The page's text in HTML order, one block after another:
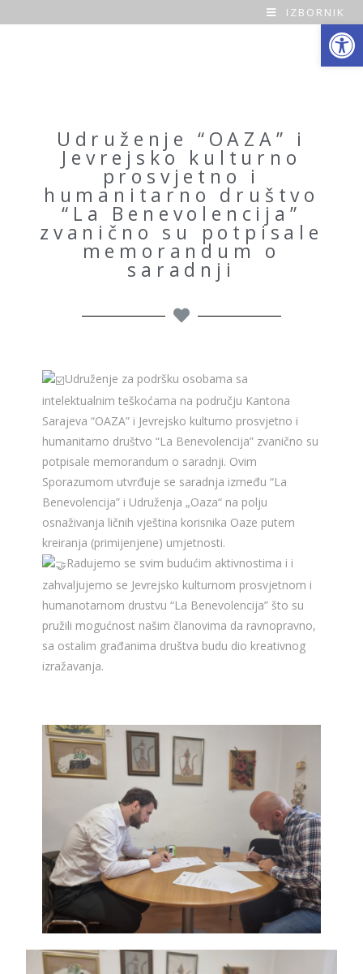
Open toolbar
O
IZBORNIK
Udruženje “OAZA” i
Jevrejsko kulturno
prosvjetno i
humanitarno društvo
“La Benevolencija”
zvanično su potpisale
memorandum o
saradnji
Udruženje za podršku osobama sa
intelektualnim teškoćama na području Kantona
Sarajeva “OAZA” i Jevrejsko kulturno prosvjetno i
humanitarno društvo “La Benevolencija” zvanično su
potpisale memorandum o saradnji. Ovim
Sporazumom utvrđuje se saradnja između “La
Benevolencija” i Udruženja „Oaza“ na polju
osnaživanja ličnih vještina korisnika Oaze putem
kreiranja (primijenjene) umjetnosti.
Radujemo se svim budućim aktivnostima i i
zahvaljujemo se Jevrejsko kulturnom prosvjetnom i
humanotarnom drustvu “La Benevolencija” što su
pružili mogućnost našim članovima da ravnopravno,
sa ostalim građanima društva budu dio kreativnog
izražavanja.